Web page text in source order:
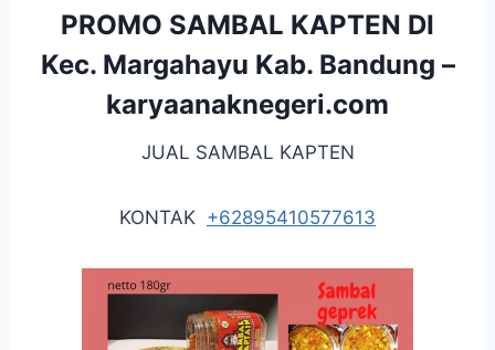
PROMO SAMBAL KAPTEN DI
Kec. Margahayu Kab. Bandung –
karyaanaknegeri.com
JUAL SAMBAL KAPTEN
KONTAK +62895410577613